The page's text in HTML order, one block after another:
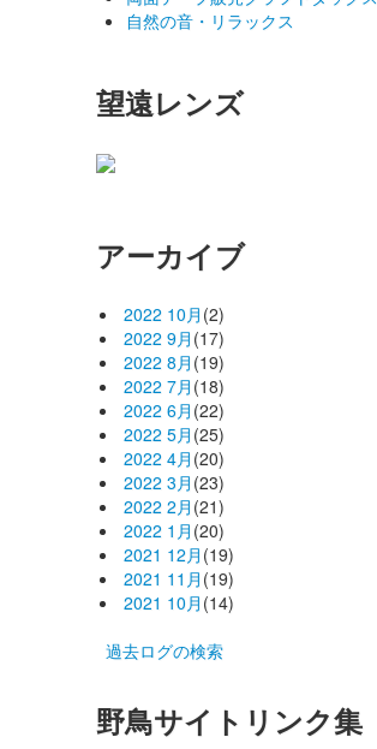
自然の音・リラックス
望遠レンズ
アーカイブ
2022 10月 (2)
2022 9月 (17)
2022 8月 (19)
2022 7月 (18)
2022 6月 (22)
2022 5月 (25)
2022 4月 (20)
2022 3月 (23)
2022 2月 (21)
2022 1月 (20)
2021 12月 (19)
2021 11月 (19)
2021 10月 (14)
過去ログの検索
野鳥サイトリンク集